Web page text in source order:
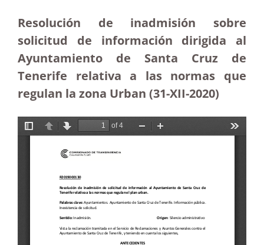
Resolución de inadmisión sobre
solicitud de información dirigida al
Ayuntamiento de Santa Cruz de
Tenerife relativa a las normas que
regulan la zona Urban (31-XII-2020)